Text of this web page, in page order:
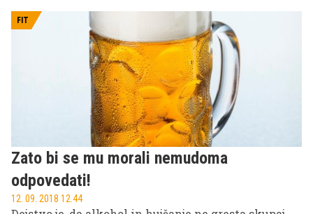
spopada tudi vedno več predstavnikov moškega
FIT
Zato bi se mu morali nemudoma
odpovedati!
12. 09. 2018 12.44